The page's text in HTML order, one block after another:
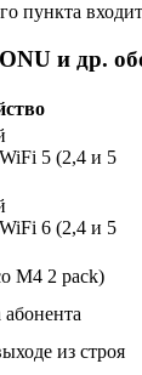
пункта
и др.
5 (2,4 и 5
6 (2,4 и 5
M4 2 pack)
абонента
из строя